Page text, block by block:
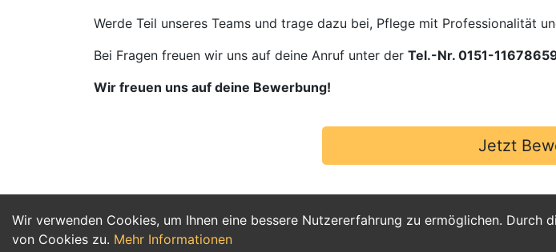
Wir verwenden Cookies, um Ihnen eine bessere Nutzererfahrung zu ermöglichen. Durch
von Cookies zu. Mehr Informationen
Werde Teil unseres Teams und trage dazu bei, Pflege mit Professionalität
Bei Fragen freuen wir uns auf deine Anruf unter der Tel.-Nr. 0151-
Wir freuen uns auf deine Bewerbung!
Jetzt